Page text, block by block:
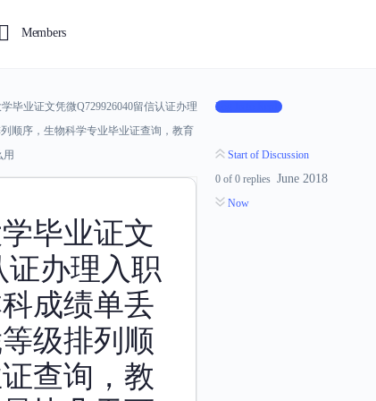
Members
毕业证文凭微Q729926040留信认证办理
顺序，生物科学专业毕业证查询，教育
毕业证文
证办理入职
成绩单丢
级排列顺
查询，教
Log In to Reply
Start of Discussion
0 of 0 replies June 2018
Now